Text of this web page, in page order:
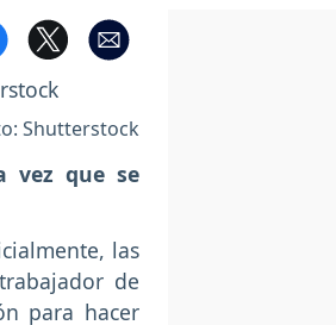
Shutterstock
vez que se
las
de
para hacer